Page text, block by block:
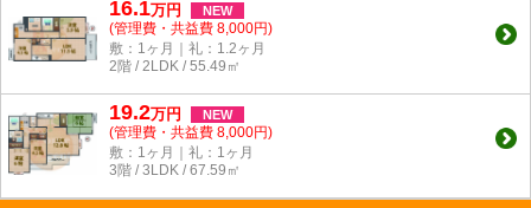
16.1万円 NEW
(管理費・共益費 8,000円)
敷：1ヶ月｜礼：1.2ヶ月
2階 / 2LDK / 55.49㎡
19.2万円 NEW
(管理費・共益費 8,000円)
敷：1ヶ月｜礼：1ヶ月
3階 / 3LDK / 67.59㎡